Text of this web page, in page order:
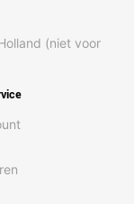
(niet voor